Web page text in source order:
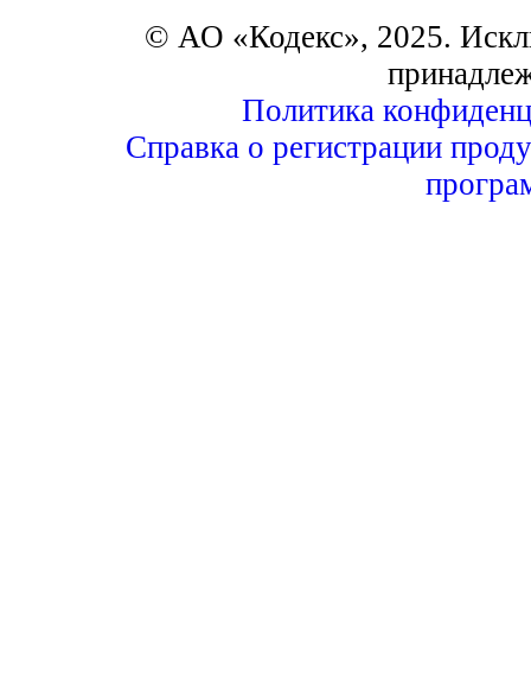
© АО «Кодекс», 2025.
Политика
Справка о регистрации